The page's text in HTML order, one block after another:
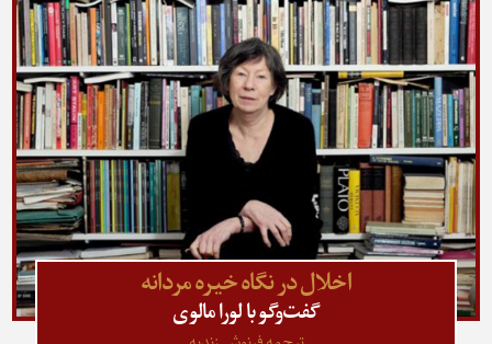
اخلال در نگاه خیره مردانه
گفت‌وگو با لورا مالوی